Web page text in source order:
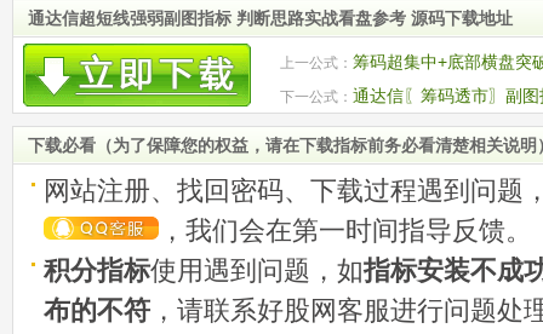
通达信超短线强弱副图指标 判断思路实战看盘参考 源码下载地址
上一公式： 筹码超集中+底部横盘突
图 指标源码
下一公式： 通达信〖筹码透市〗副
源码
下载必看（为了保障您的权益，请在下载指标前务必看清楚相关说明
网站注册、找回密码、下载过程遇到问题
，我们会在第一时间指导反馈。
积分指标使用遇到问题，如指标安装不成
布的不符 ，请联系好股网客服进行问题处